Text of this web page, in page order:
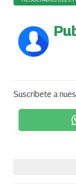
Suscríbete a